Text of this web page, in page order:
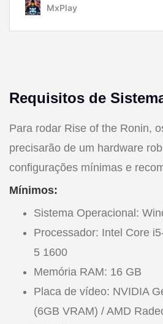
Requisitos de
Para rodar Rise of the Ronin,
precisarão de um hardware
configurações mínimas e
Mínimos:
Sistema Operacional:
Processador: Intel Core
5 1600
Memória RAM: 16 GB
Placa de vídeo: NVIDIA
(6GB VRAM) / AMD